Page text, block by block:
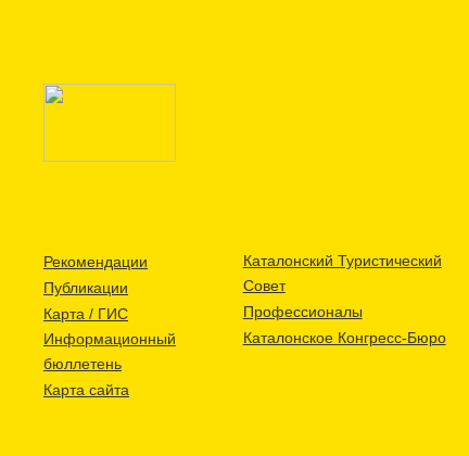
Рекомендации
Публикации
Карта / ГИС
Информационный
бюллетень
Карта сайта
Каталонский Туристический
Совет
Профессионалы
Каталонское Конгресс-Бюро